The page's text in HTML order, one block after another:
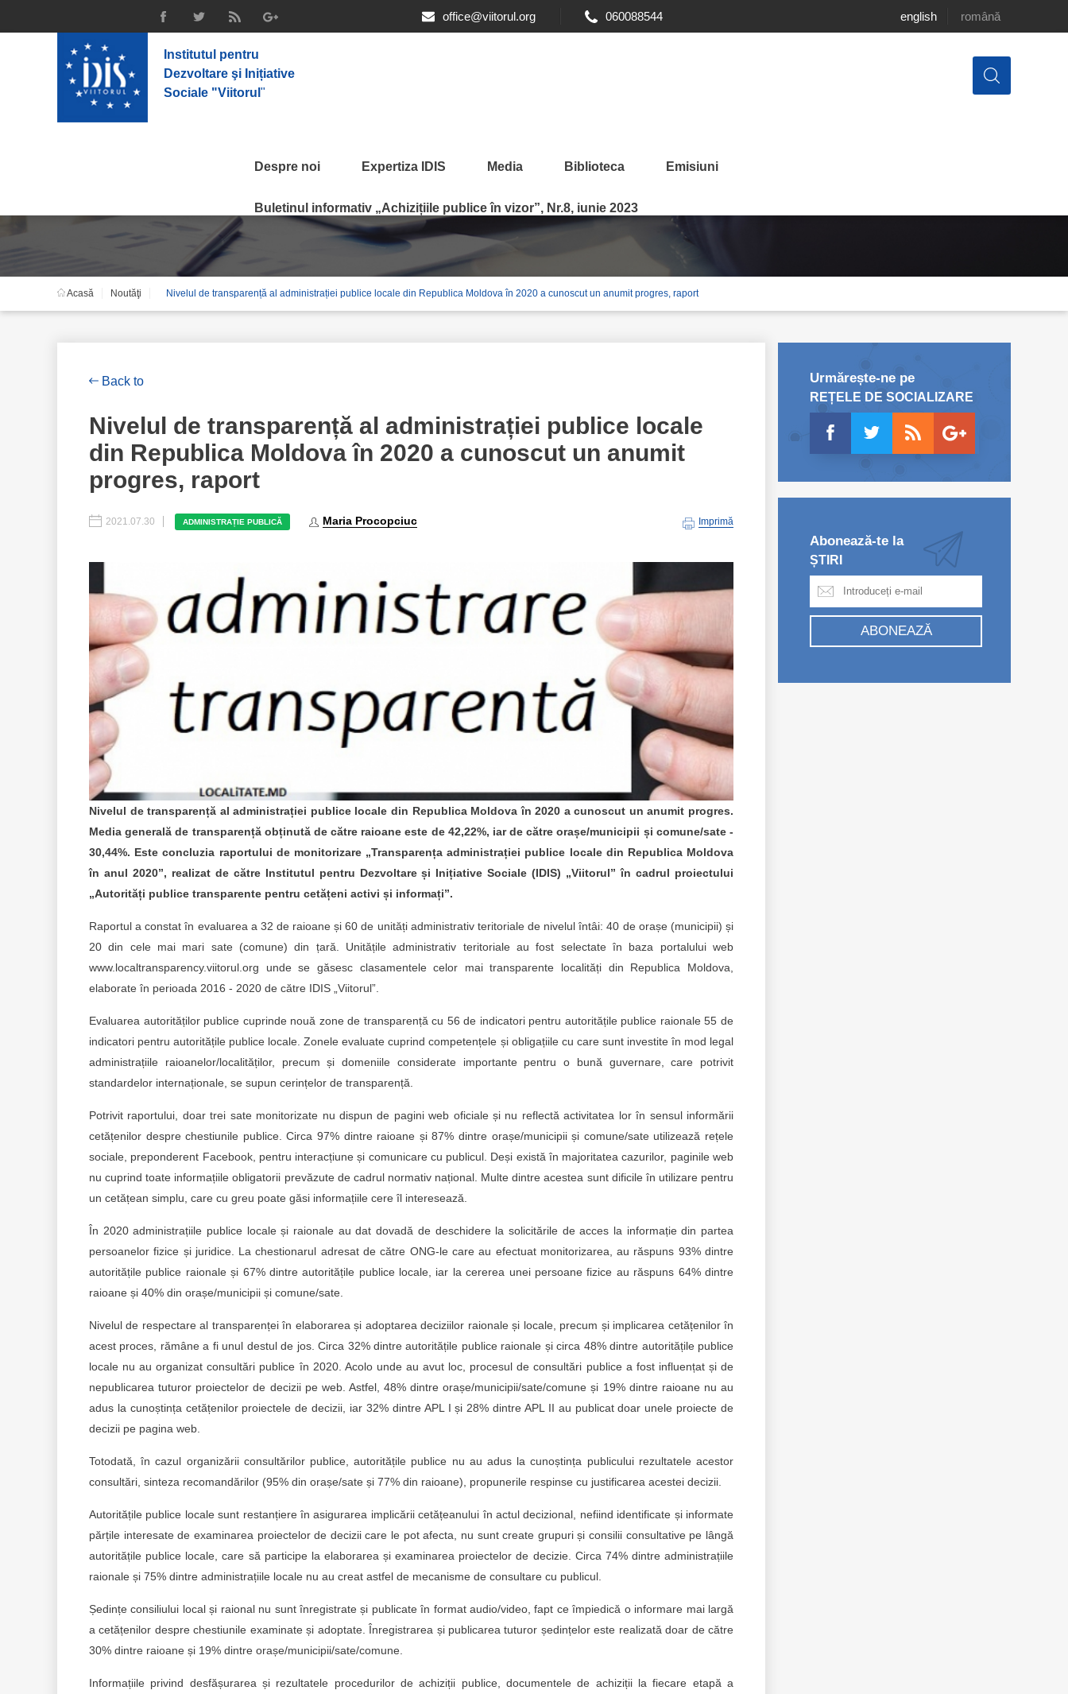
office@viitorul.org 060088544 english română
Institutul pentru
Dezvoltare şi Inițiative
Sociale "Viitorul "
Despre noi Expertiza IDIS Media Biblioteca Emisiuni
Buletinul informativ „Achizițiile publice în vizor”, Nr.8, iunie 2023
Acasă Noutăţi Nivelul de transparență al administrației publice locale din Republica Moldova în 2020 a cunoscut un anumit progres, raport
Back to
Nivelul de transparență al administrației publice locale
din Republica Moldova în 2020 a cunoscut un anumit
progres, raport
2021.07.30 ADMINISTRAȚIE PUBLICĂ Maria Procopciuc Imprimă
Nivelul de transparență al administrației publice locale din Republica Moldova în 2020 a cunoscut un anumit progres.
Media generală de transparență obținută de către raioane este de 42,22%, iar de către orașe/municipii și comune/sate -
30,44%. Este concluzia raportului de monitorizare „Transparența administrației publice locale din Republica Moldova
în anul 2020”, realizat de către Institutul pentru Dezvoltare și Inițiative Sociale (IDIS) „Viitorul” în cadrul proiectului
„Autorități publice transparente pentru cetățeni activi și informați”.
Raportul a constat în evaluarea a 32 de raioane și 60 de unități administrativ teritoriale de nivelul întâi: 40 de orașe (municipii) și
20 din cele mai mari sate (comune) din țară. Unitățile administrativ teritoriale au fost selectate în baza portalului web
www.localtransparency.viitorul.org unde se găsesc clasamentele celor mai transparente localități din Republica Moldova,
elaborate în perioada 2016 - 2020 de către IDIS „Viitorul”.
Evaluarea autorităților publice cuprinde nouă zone de transparență cu 56 de indicatori pentru autoritățile publice raionale 55 de
indicatori pentru autoritățile publice locale. Zonele evaluate cuprind competențele și obligațiile cu care sunt investite în mod legal
administrațiile raioanelor/localităților, precum și domeniile considerate importante pentru o bună guvernare, care potrivit
standardelor internaționale, se supun cerințelor de transparență.
Potrivit raportului, doar trei sate monitorizate nu dispun de pagini web oficiale și nu reflectă activitatea lor în sensul informării
cetățenilor despre chestiunile publice. Circa 97% dintre raioane și 87% dintre orașe/municipii și comune/sate utilizează rețele
sociale, preponderent Facebook, pentru interacțiune și comunicare cu publicul. Deși există în majoritatea cazurilor, paginile web
nu cuprind toate informațiile obligatorii prevăzute de cadrul normativ național. Multe dintre acestea sunt dificile în utilizare pentru
un cetățean simplu, care cu greu poate găsi informațiile cere îl interesează.
În 2020 administrațiile publice locale și raionale au dat dovadă de deschidere la solicitările de acces la informație din partea
persoanelor fizice și juridice. La chestionarul adresat de către ONG-le care au efectuat monitorizarea, au răspuns 93% dintre
autoritățile publice raionale și 67% dintre autoritățile publice locale, iar la cererea unei persoane fizice au răspuns 64% dintre
raioane și 40% din orașe/municipii și comune/sate.
Nivelul de respectare al transparenței în elaborarea și adoptarea deciziilor raionale și locale, precum și implicarea cetățenilor în
acest proces, rămâne a fi unul destul de jos. Circa 32% dintre autoritățile publice raionale și circa 48% dintre autoritățile publice
locale nu au organizat consultări publice în 2020. Acolo unde au avut loc, procesul de consultări publice a fost influențat și de
nepublicarea tuturor proiectelor de decizii pe web. Astfel, 48% dintre orașe/municipii/sate/comune și 19% dintre raioane nu au
adus la cunoștința cetățenilor proiectele de decizii, iar 32% dintre APL I și 28% dintre APL II au publicat doar unele proiecte de
decizii pe pagina web.
Totodată, în cazul organizării consultărilor publice, autoritățile publice nu au adus la cunoștința publicului rezultatele acestor
consultări, sinteza recomandărilor (95% din orașe/sate și 77% din raioane), propunerile respinse cu justificarea acestei decizii.
Autoritățile publice locale sunt restanțiere în asigurarea implicării cetățeanului în actul decizional, nefiind identificate și informate
părțile interesate de examinarea proiectelor de decizii care le pot afecta, nu sunt create grupuri și consilii consultative pe lângă
autoritățile publice locale, care să participe la elaborarea și examinarea proiectelor de decizie. Circa 74% dintre administrațiile
raionale și 75% dintre administrațiile locale nu au creat astfel de mecanisme de consultare cu publicul.
Ședințe consiliului local și raional nu sunt înregistrate și publicate în format audio/video, fapt ce împiedică o informare mai largă
a cetățenilor despre chestiunile examinate și adoptate. Înregistrarea și publicarea tuturor ședințelor este realizată doar de către
30% dintre raioane și 19% dintre orașe/municipii/sate/comune.
Informațiile privind desfășurarea și rezultatele procedurilor de achiziții publice, documentele de achiziții la fiecare etapă a
Urmărește-ne pe
REȚELE DE SOCIALIZARE
Abonează-te la
ȘTIRI
ABONEAZĂ